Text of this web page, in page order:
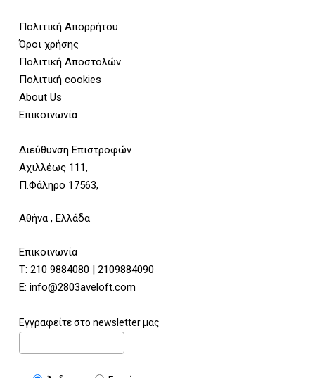
Πολιτική Απορρήτου
Όροι χρήσης
Πολιτική Αποστολών
Πολιτική cookies
About Us
Επικοινωνία
Διεύθυνση Επιστροφών
Αχιλλέως 111,
Π.Φάληρο 17563,
Αθήνα , Ελλάδα
Επικοινωνία
Τ: 210 9884080 | 2109884090
E: info@2803aveloft.com
Εγγραφείτε στο newsletter μας